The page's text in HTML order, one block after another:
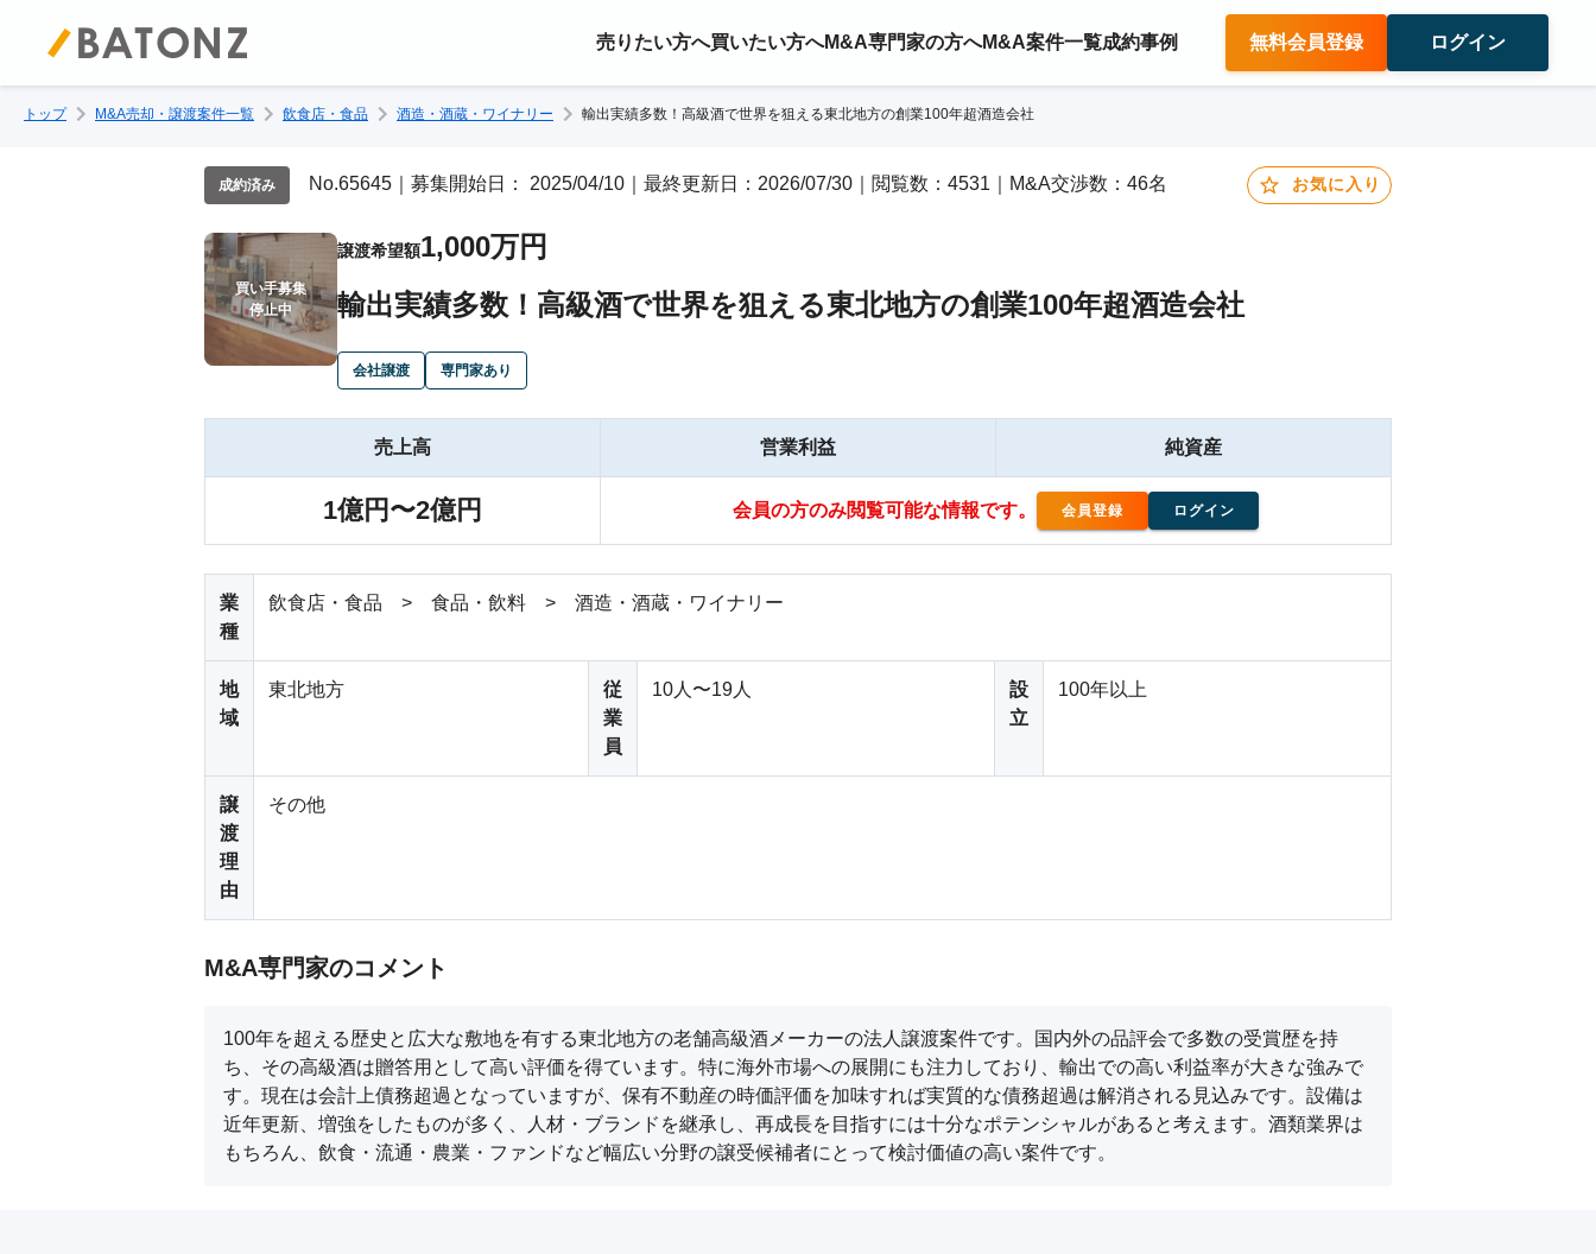
売りたい方へ買いたい方へM&A専門家の方へM&A案件一覧成約事例 無料会員登録 ログイン
トップ M&A売却・譲渡案件一覧 飲食店・食品 酒造・酒蔵・ワイナリー 輸出実績多数！高級酒で世界を狙える東北地方の創業100年超酒造会社
成約済み No.65645｜募集開始日： 2025/04/10｜最終更新日：2026/07/30｜閲覧数：4531｜M&A交渉数：46名 お気に入り
買い手募集
停止中
譲渡希望額1,000万円
輸出実績多数！高級酒で世界を狙える東北地方の創業100年超酒造会社
会社譲渡 専門家あり
売上高
1億円〜2億円
営業利益
会員の方のみ閲覧可能な情報です。 会員登録 ログイン
純資産
業
種
飲食店・食品 > 食品・飲料 > 酒造・酒蔵・ワイナリー
地
域
東北地方
従
業
員
10人〜19人
設
立
100年以上
譲
渡
理
由
その他
M&A専門家のコメント
100年を超える歴史と広大な敷地を有する東北地方の老舗高級酒メーカーの法人譲渡案件です。国内外の品評会で多数の受賞歴を持
ち、その高級酒は贈答用として高い評価を得ています。特に海外市場への展開にも注力しており、輸出での高い利益率が大きな強みで
す。現在は会計上債務超過となっていますが、保有不動産の時価評価を加味すれば実質的な債務超過は解消される見込みです。設備は
近年更新、増強をしたものが多く、人材・ブランドを継承し、再成長を目指すには十分なポテンシャルがあると考えます。酒類業界は
もちろん、飲食・流通・農業・ファンドなど幅広い分野の譲受候補者にとって検討価値の高い案件です。